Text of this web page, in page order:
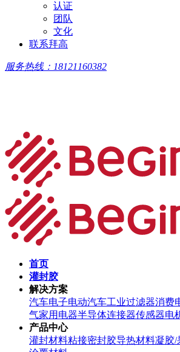
认证
团队
文化
联系拜高
服务热线：18121160382
首页
灌封胶
解决方案
汽车电子电动汽车工业过滤器消费
气家用电器半导体连接器传感器电
产品中心
灌封材料粘接密封胶导热材料凝胶/